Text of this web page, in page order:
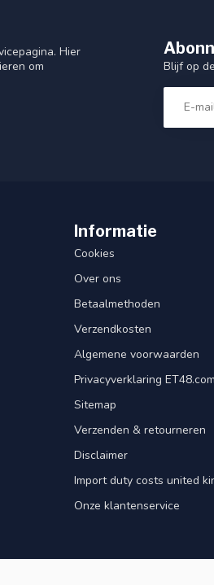
Hier
om
Blijf op
Informatie
Cookies
Over ons
Betaalmethoden
Verzendkosten
Algemene voorwaarden
Privacyverklaring ET48.com
Sitemap
Verzenden & retourneren
Disclaimer
Import duty costs united
Onze klantenservice